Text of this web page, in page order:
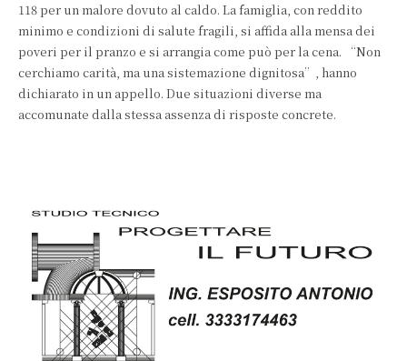
118 per un malore dovuto al caldo. La famiglia, con reddito
minimo e condizioni di salute fragili, si affida alla mensa dei
poveri per il pranzo e si arrangia come può per la cena. “Non
cerchiamo carità, ma una sistemazione dignitosa”, hanno
dichiarato in un appello. Due situazioni diverse ma
accomunate dalla stessa assenza di risposte concrete.